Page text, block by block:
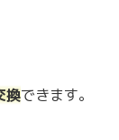
換できます。